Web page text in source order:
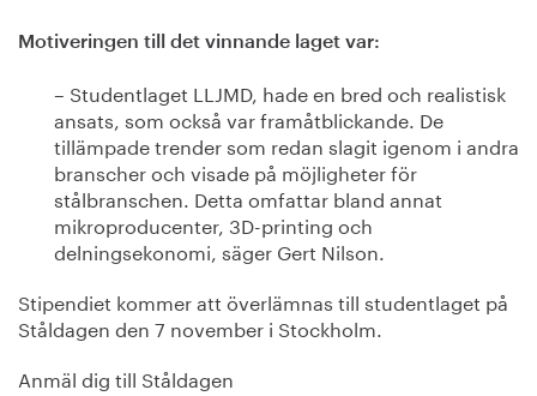
Motiveringen till det vinnande laget var:
– Studentlaget LLJMD, hade en bred och realistisk
ansats, som också var framåtblickande. De
tillämpade trender som redan slagit igenom i andra
branscher och visade på möjligheter för
stålbranschen. Detta omfattar bland annat
mikroproducenter, 3D-printing och
delningsekonomi, säger Gert Nilson.
Stipendiet kommer att överlämnas till studentlaget på
Ståldagen den 7 november i Stockholm.
Anmäl dig till Ståldagen